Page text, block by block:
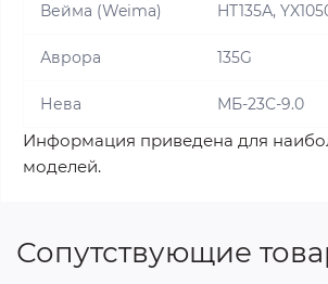
Вейма (Weima) HT135А,
Аврора 135G
Нева МБ-23С-9.0
Информация приведена для
моделей.
Сопутствующие